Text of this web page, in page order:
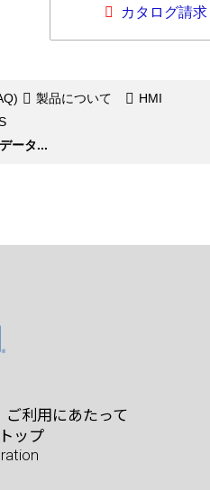
カタログ請求
製品について
HMI
ータ...
ご利用にあたって
ップ